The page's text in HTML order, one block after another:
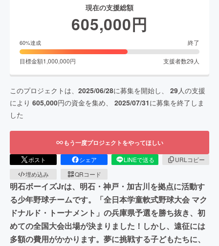
現在の支援総額
605,000円
60%達成 終了
目標金額1,000,000円 支援者数29 人
このプロジェクトは、 2025/06/28に募集を開始し、 29人の支援
により 605,000円の資金を集め、 2025/07/31に募集を終了しま
した
もう一度プロジェクトをやってほしい
ポスト シェア LINEで送る
URLコピー
埋め込み
QRコード
明石ボーイズJrは、明石・神戸・加古川を拠点に活動す
る少年野球チームです。「全日本学童軟式野球大会 マク
ドナルド・トーナメント」の兵庫県予選を勝ち抜き、初
めての全国大会出場が決まりました！しかし、遠征には
多額の費用がかかります。夢に挑戦する子どもたちに、